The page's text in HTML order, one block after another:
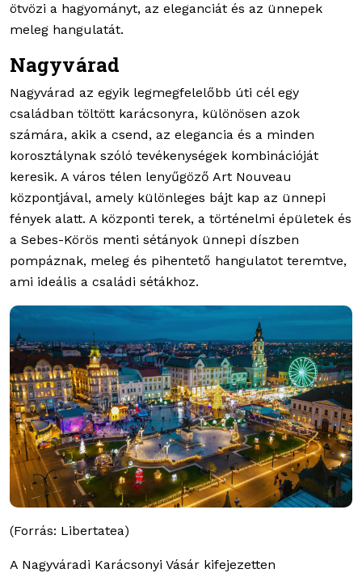
ötvözi a hagyományt, az eleganciát és az ünnepek
meleg hangulatát.
Nagyvárad
Nagyvárad az egyik legmegfelelőbb úti cél egy
családban töltött karácsonyra, különösen azok
számára, akik a csend, az elegancia és a minden
korosztálynak szóló tevékenységek kombinációját
keresik. A város télen lenyűgöző Art Nouveau
központjával, amely különleges bájt kap az ünnepi
fények alatt. A központi terek, a történelmi épületek és
a Sebes-Körös menti sétányok ünnepi díszben
pompáznak, meleg és pihentető hangulatot teremtve,
ami ideális a családi sétákhoz.
(Forrás: Libertatea)
A Nagyváradi Karácsonyi Vásár kifejezetten